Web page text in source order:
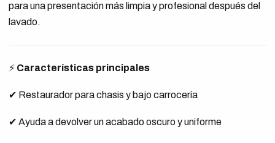
para una presentación más limpia y profesional después del
lavado.
⚡ Características principales
✔ Restaurador para chasis y bajo carrocería
✔ Ayuda a devolver un acabado oscuro y uniforme